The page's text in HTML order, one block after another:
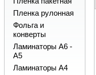
Пленка рулонная
Фольга и
конверты
Ламинаторы А6 -
А5
Ламинаторы А4